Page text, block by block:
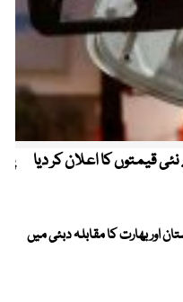
قیمتوں کا اعلان کر دیا
کپ 2026، پاکستان اور بھارت کا مقابلہ دبئی میں